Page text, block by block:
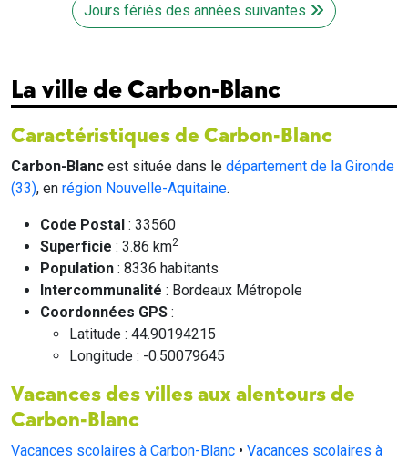
Jours fériés des années suivantes
La ville de Carbon-Blanc
Caractéristiques de Carbon-Blanc
Carbon-Blanc est située dans le département de la Gironde
(33), en région Nouvelle-Aquitaine.
Code Postal : 33560
Superficie : 3.86 km2
Population : 8336 habitants
Intercommunalité : Bordeaux Métropole
Coordonnées GPS :
Latitude : 44.90194215
Longitude : -0.50079645
Vacances des villes aux alentours de
Carbon-Blanc
Vacances scolaires à Carbon-Blanc • Vacances scolaires à